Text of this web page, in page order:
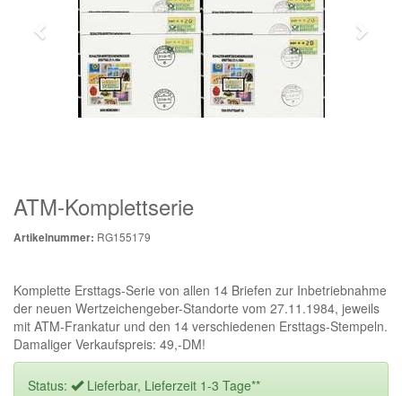
ATM-Komplettserie
Artikelnummer: RG155179
Komplette Ersttags-Serie von allen 14 Briefen zur Inbetriebnahme
der neuen Wertzeichengeber-Standorte vom 27.11.1984, jeweils
mit ATM-Frankatur und den 14 verschiedenen Ersttags-Stempeln.
Damaliger Verkaufspreis: 49,-DM!
Status: Lieferbar, Lieferzeit 1-3 Tage**